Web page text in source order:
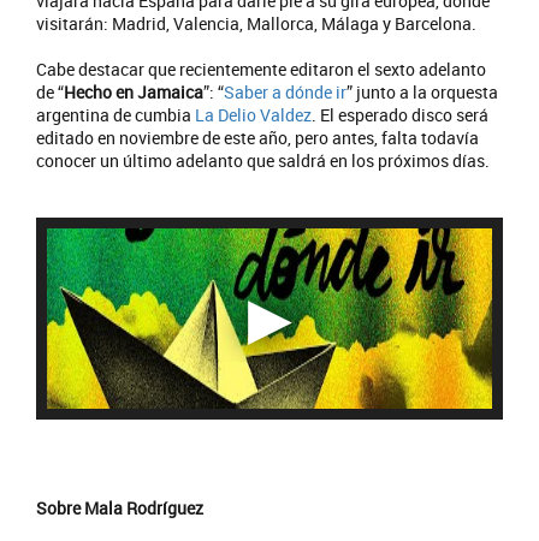
visitarán: Madrid, Valencia, Mallorca, Málaga y Barcelona.
Cabe destacar que recientemente editaron el sexto adelanto
de “Hecho en Jamaica”: “Saber a dónde ir” junto a la orquesta
argentina de cumbia La Delio Valdez. El esperado disco será
editado en noviembre de este año, pero antes, falta todavía
conocer un último adelanto que saldrá en los próximos días.
Sobre Mala Rodríguez